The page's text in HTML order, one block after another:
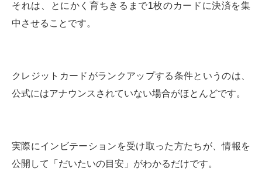
それは、とにかく育ちきるまで1枚のカードに決済を集
中させることです。
クレジットカードがランクアップする条件というのは、
公式にはアナウンスされていない場合がほとんどです。
実際にインビテーションを受け取った方たちが、情報を
公開して「だいたいの目安」がわかるだけです。